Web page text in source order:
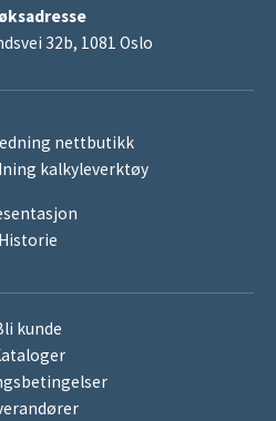
32b, 1081 Oslo
nettbutikk
kalkyleverktøy
Historie
kunde